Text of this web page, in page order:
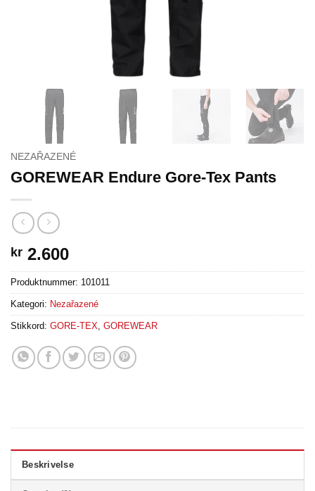
NEZAŘAZENÉ
GOREWEAR Endure Gore-Tex Pants
kr 2.600
Produktnummer: 101011
Kategori: Nezařazené
Stikkord: GORE-TEX GOREWEAR
Beskrivelse